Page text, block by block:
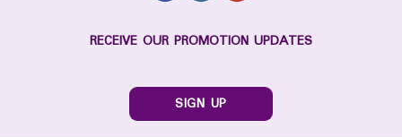
RECEIVE OUR PROMOTION UPDATES
SIGN UP